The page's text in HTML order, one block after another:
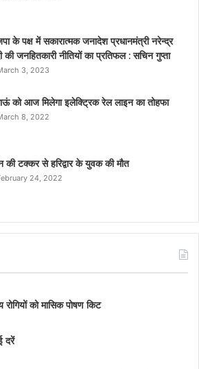
के पक्ष में सकारात्मक जनादेश प्रधानमंत्री नरेन्द्र
की जनहितकारी नीतियों का प्रतिफल : सचिन गुप्ता
3, 2023
को आज मिलेगा इलेक्ट्रिक रेल लाइन का तोहफा
8, 2022
की टक्कर से हरिद्वार के युवक की मौत
24, 2022
रोगियों को मासिक पोषण किट
दरें